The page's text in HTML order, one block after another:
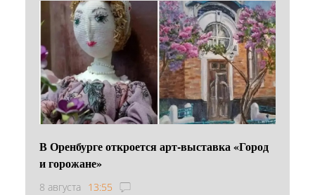
В Оренбурге откроется арт-выставка «Город
и горожане»
8 августа 13:55